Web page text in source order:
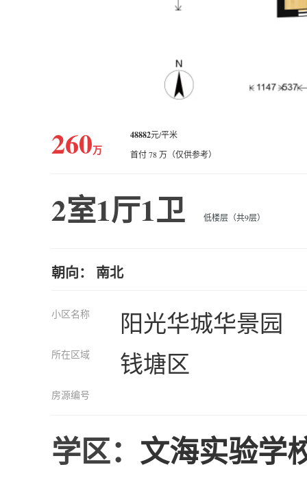
260万
48882元/平米
首付 78 万（仅供参考）
2室1厅1卫 低楼层（共9层）
朝向： 南北
小区名称 阳光华城华景园
所在区域 钱塘区
房源编号
学区： 文海实验学